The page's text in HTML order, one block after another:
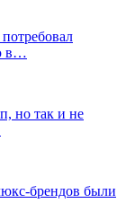
в…
но так и не
брендов были